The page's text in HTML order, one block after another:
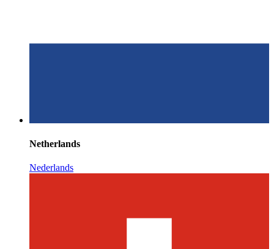
Netherlands
Nederlands